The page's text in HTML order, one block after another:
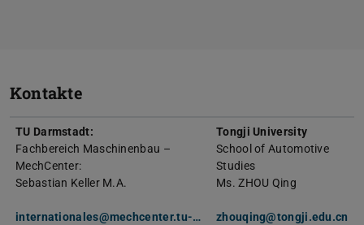
Kontakte
TU Darmstadt:
Fachbereich Maschinenbau –
MechCenter:
Sebastian Keller M.A.
internationales@mechcenter.tu-…
Tongji University
School of Automotive
Studies
Ms. ZHOU Qing
zhouqing@tongji.edu.cn